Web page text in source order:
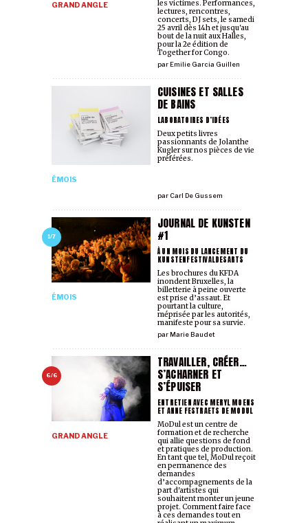
GRAND ANGLE
parEmilie Garcia Guillen
les victimes. Performances,
lectures, rencontres,
concerts, DJ sets, le samedi
25 avril dès 14h et jusqu'au
bout de la nuit aux Halles,
pour la 2e édition de
Together for Congo.
CUISINES ET SALLES
DE BAINS
LABORATOIRES D’IDÉES
ÉMOIS
par Carl De Gussem
Deux petits livres
passionnants de Jolanthe
Kugler sur nos pièces de vie
préférées.
1/7
JOURNAL DE KUNSTEN
#1
À UN MOIS DU LANCEMENT DU
KUNSTENFESTIVALDESARTS
ÉMOIS
parMarie Baudet
Les brochures du KFDA
inondent Bruxelles, la
billetterie à peine ouverte
est prise d’assaut. Et
pourtant la culture,
méprisée par les autorités,
manifeste pour sa survie.
6/6
TRAVAILLER, CRÉER…
S’ACHARNER ET
S’ÉPUISER
ENTRETIEN AVEC MERYL MOENS
ET ANNE FESTRAETS DE MODUL
GRAND ANGLE
MoDul est un centre de
formation et de recherche
qui allie questions de fond
et pratiques de production.
En tant que tel, MoDul reçoit
en permanence des
demandes
d’accompagnements de la
part d'artistes qui
souhaitent monter un jeune
projet. Comment faire face
à ces demandes tout en